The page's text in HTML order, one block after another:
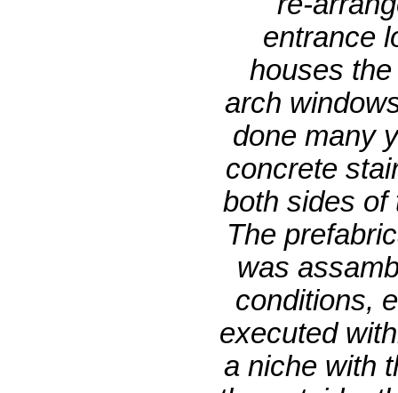
entrance
houses
arch
done many
concrete
both sides of
The
was
conditions,
executed
a niche with